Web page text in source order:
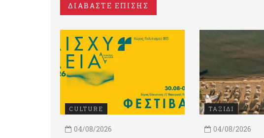
ΔΙΑΒΑΣΤΕ ΕΠΙΣΗΣ
CULTURE
04/08/2026
ΤΑΞΙΔΙ
04/08/2026